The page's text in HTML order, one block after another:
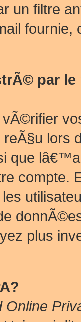
un filtre
fournie,
par
lors
que
compte.
plus
Online